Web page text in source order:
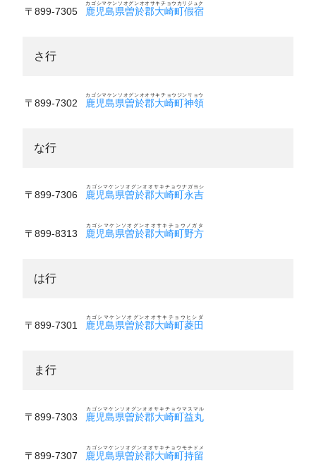
〒899-7305 鹿児島県曽於郡大崎町假宿
カゴシマケンソオグンオオサキチョウカリジュク
さ行
〒899-7302 鹿児島県曽於郡大崎町神領
カゴシマケンソオグンオオサキチョウジンリョウ
な行
〒899-7306 鹿児島県曽於郡大崎町永吉
カゴシマケンソオグンオオサキチョウナガヨシ
〒899-8313 鹿児島県曽於郡大崎町野方
カゴシマケンソオグンオオサキチョウノガタ
は行
〒899-7301 鹿児島県曽於郡大崎町菱田
カゴシマケンソオグンオオサキチョウヒシダ
ま行
〒899-7303 鹿児島県曽於郡大崎町益丸
カゴシマケンソオグンオオサキチョウマスマル
〒899-7307 鹿児島県曽於郡大崎町持留
カゴシマケンソオグンオオサキチョウモチドメ